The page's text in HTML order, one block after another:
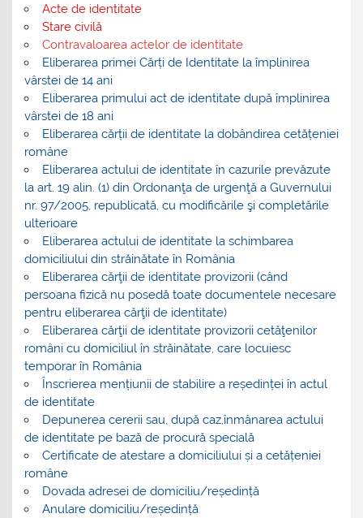
Acte de identitate
Stare civilă
Contravaloarea actelor de identitate
Eliberarea primei Cărți de Identitate la împlinirea
vârstei de 14 ani
Eliberarea primului act de identitate după împlinirea
vârstei de 18 ani
Eliberarea cărții de identitate la dobândirea cetățeniei
române
Eliberarea actului de identitate în cazurile prevăzute
la art. 19 alin. (1) din Ordonanţa de urgenţă a Guvernului
nr. 97/2005, republicată, cu modificările şi completările
ulterioare
Eliberarea actului de identitate la schimbarea
domiciliului din străinătate în România
Eliberarea cărţii de identitate provizorii (când
persoana fizică nu posedă toate documentele necesare
pentru eliberarea cărţii de identitate)
Eliberarea cărţii de identitate provizorii cetăţenilor
români cu domiciliul în străinătate, care locuiesc
temporar în România
Înscrierea mențiunii de stabilire a reședinței în actul
de identitate
Depunerea cererii sau, după caz,înmânarea actului
de identitate pe bază de procură specială
Certificate de atestare a domiciliului și a cetățeniei
române
Dovada adresei de domiciliu/reședință
Anulare domiciliu/reședință